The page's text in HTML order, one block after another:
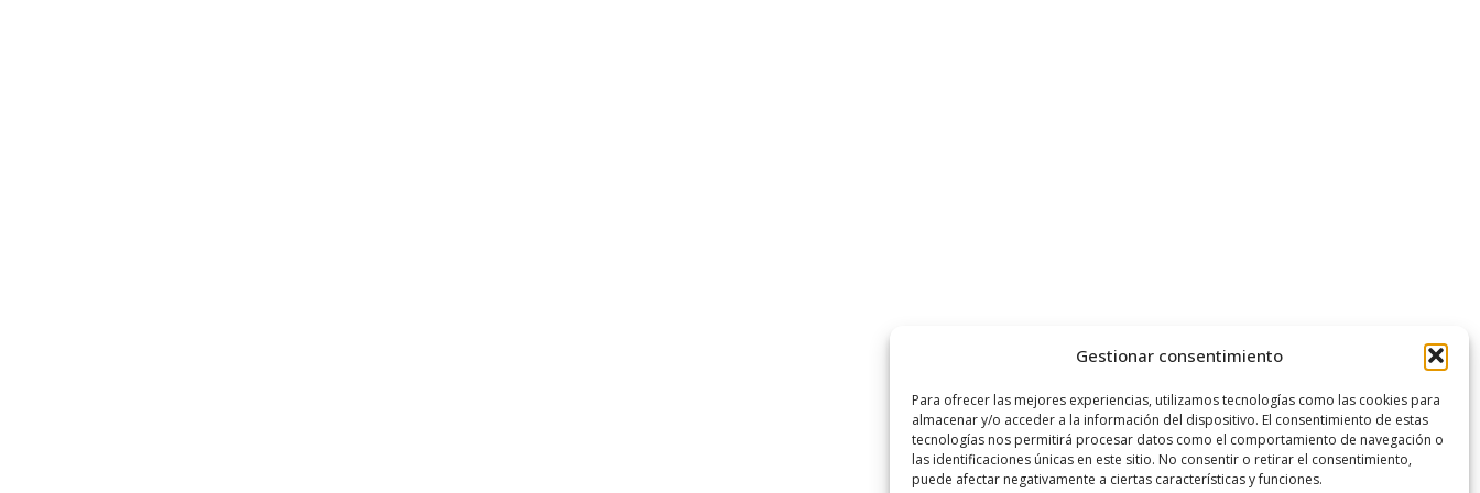
Gestionar consentimiento
Para ofrecer las mejores experiencias, utilizamos tecnologías como las cookies para
almacenar y/o acceder a la información del dispositivo. El consentimiento de estas
tecnologías nos permitirá procesar datos como el comportamiento de navegación o
las identificaciones únicas en este sitio. No consentir o retirar el consentimiento,
puede afectar negativamente a ciertas características y funciones.